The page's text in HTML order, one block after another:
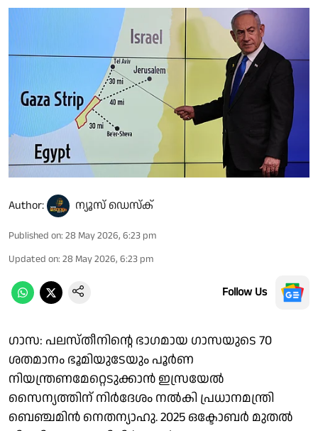
Author: ന്യൂസ് ഡെസ്ക്
Published on: 28 May 2026, 6:23 pm
Updated on: 28 May 2026, 6:23 pm
Follow Us
ഗാസ: പലസ്തീനിൻ്റെ ഭാഗമായ ഗാസയുടെ 70
ശതമാനം ഭൂമിയുടേയും പൂർണ
നിയന്ത്രണമേറ്റെടുക്കാൻ ഇസ്രയേൽ
സൈന്യത്തിന് നിർദേശം നൽകി പ്രധാനമന്ത്രി
ബെഞ്ചമിൻ നെതന്യാഹു. 2025 ഒക്ടോബർ മുതൽ